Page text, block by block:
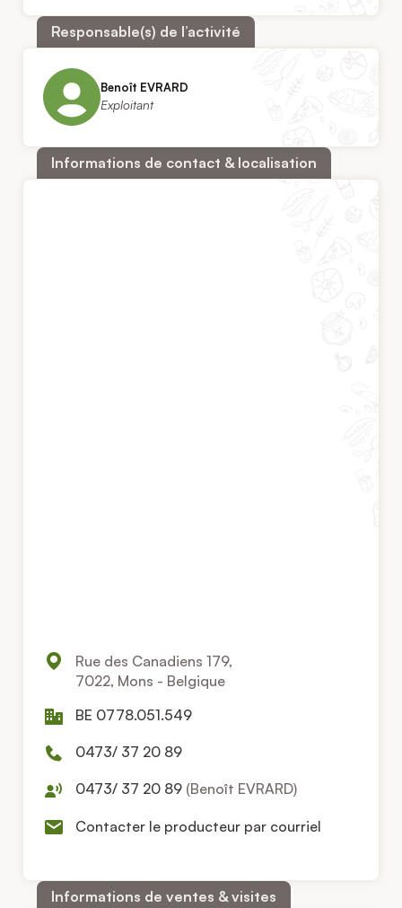
Responsable(s) de l’activité
Benoît EVRARD
Exploitant
Informations de contact & localisation
Rue des Canadiens 179,
7022, Mons - Belgique
BE 0778.051.549
0473/ 37 20 89
0473/ 37 20 89 (Benoît EVRARD)
Contacter le producteur par courriel
Informations de ventes & visites